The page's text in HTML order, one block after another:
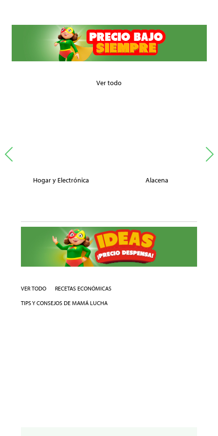
Ver todo
Hogar y Electrónica Alacena
VER TODO
RECETAS ECONÓMICAS
TIPS Y CONSEJOS DE MAMÁ LUCHA